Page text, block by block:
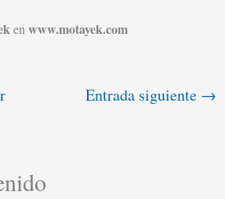
en www.motayek.com
Entrada siguiente →